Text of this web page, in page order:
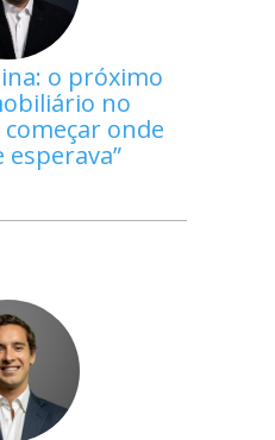
o próximo
no
onde
esperava